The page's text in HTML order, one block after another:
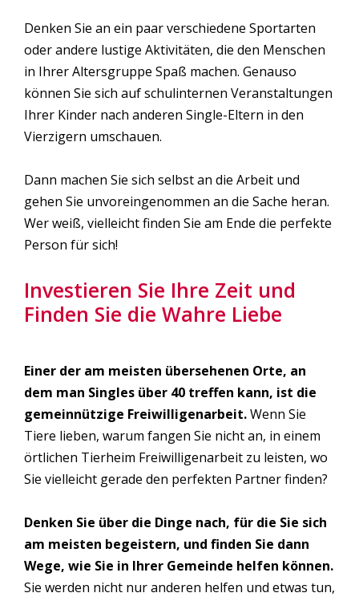
Denken Sie an ein paar verschiedene Sportarten
oder andere lustige Aktivitäten, die den Menschen
in Ihrer Altersgruppe Spaß machen. Genauso
können Sie sich auf schulinternen Veranstaltungen
Ihrer Kinder nach anderen Single-Eltern in den
Vierzigern umschauen.
Dann machen Sie sich selbst an die Arbeit und
gehen Sie unvoreingenommen an die Sache heran.
Wer weiß, vielleicht finden Sie am Ende die perfekte
Person für sich!
Investieren Sie Ihre Zeit und
Finden Sie die Wahre Liebe
Einer der am meisten übersehenen Orte, an
dem man Singles über 40 treffen kann, ist die
gemeinnützige Freiwilligenarbeit.Wenn Sie
Tiere lieben, warum fangen Sie nicht an, in einem
örtlichen Tierheim Freiwilligenarbeit zu leisten, wo
Sie vielleicht gerade den perfekten Partner finden?
Denken Sie über die Dinge nach, für die Sie sich
am meisten begeistern, und finden Sie dann
Wege, wie Sie in Ihrer Gemeinde helfen können.
Sie werden nicht nur anderen helfen und etwas tun,